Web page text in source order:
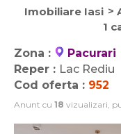
Imobiliare Iasi
1
Zona :
Pacurari
Reper : Lac Rediu
Cod oferta : 952
Anunt cu 18 vizualizari,